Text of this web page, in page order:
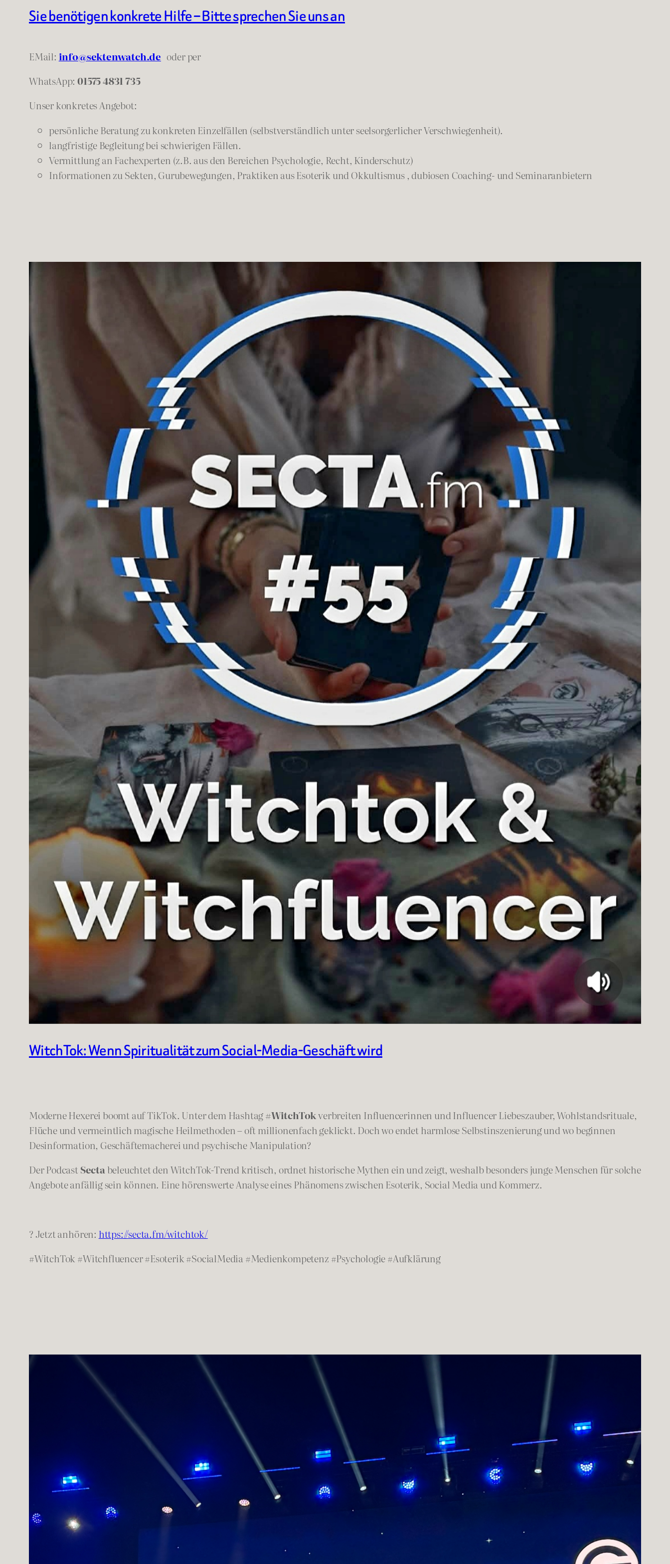
Sie benötigen konkrete Hilfe – Bitte sprechen Sie uns an
EMail: info@sektenwatch.de oderper
WhatsApp:01575 4831 735
Unser konkretes Angebot:
persönliche Beratung zu konkreten Einzelfällen (selbstverständlich unter seelsorgerlicher Verschwiegenheit).
langfristige Begleitung bei schwierigen Fällen.
Vermittlung an Fachexperten (z.B. aus den Bereichen Psychologie, Recht, Kinderschutz)
Informationen zu Sekten, Gurubewegungen, Praktiken aus Esoterik und Okkultismus , dubiosen Coaching- und Seminaranbietern
WitchTok: Wenn Spiritualität zum Social-Media-Geschäft wird
Moderne Hexerei boomt auf TikTok. Unter dem Hashtag#WitchTokverbreiten Influencerinnen und Influencer Liebeszauber, Wohlstandsrituale,
Flüche und vermeintlich magische Heilmethoden – oft millionenfach geklickt. Doch wo endet harmlose Selbstinszenierung und wo beginnen
Desinformation, Geschäftemacherei und psychische Manipulation?
Der PodcastSectabeleuchtet den WitchTok-Trend kritisch, ordnet historische Mythen ein und zeigt, weshalb besonders junge Menschen für solche
Angebote anfällig sein können. Eine hörenswerte Analyse eines Phänomens zwischen Esoterik, Social Media und Kommerz.
? Jetzt anhören: https://secta.fm/witchtok/
#WitchTok #Witchfluencer #Esoterik #SocialMedia #Medienkompetenz #Psychologie #Aufklärung